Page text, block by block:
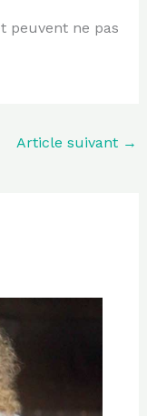
peuvent ne pas
Article suivant →